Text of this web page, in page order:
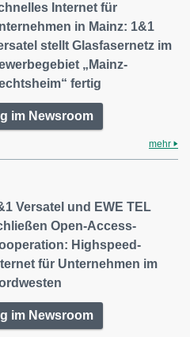
Internet für
in Mainz: 1&1
stellt Glasfasernetz im
„Mainz-
fertig
im Newsroom
mehr
Versatel und EWE TEL
Open-Access-
Highspeed-
für Unternehmen im
im Newsroom